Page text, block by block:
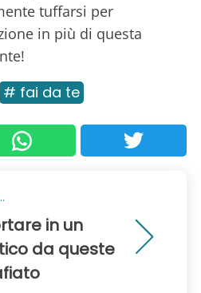
tuffarsi per
in più di questa
# fai da te
in un
da queste